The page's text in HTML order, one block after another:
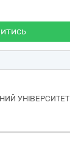
УНІВЕРСИТЕТ